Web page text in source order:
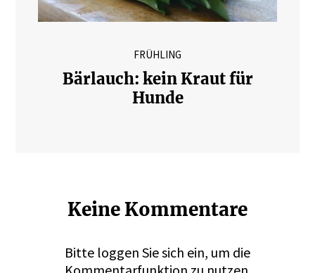
FRÜHLING
Bärlauch: kein Kraut für
Hunde
Keine Kommentare
Bitte loggen Sie sich ein, um die